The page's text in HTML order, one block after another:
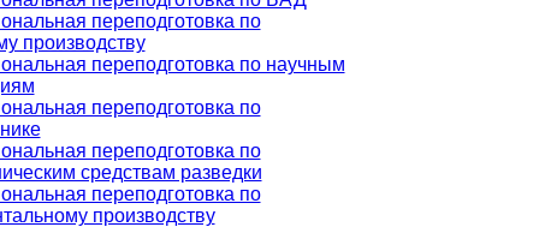
переподготовка по
производству
переподготовка по научным
переподготовка по
переподготовка по
средствам разведки
переподготовка по
производству